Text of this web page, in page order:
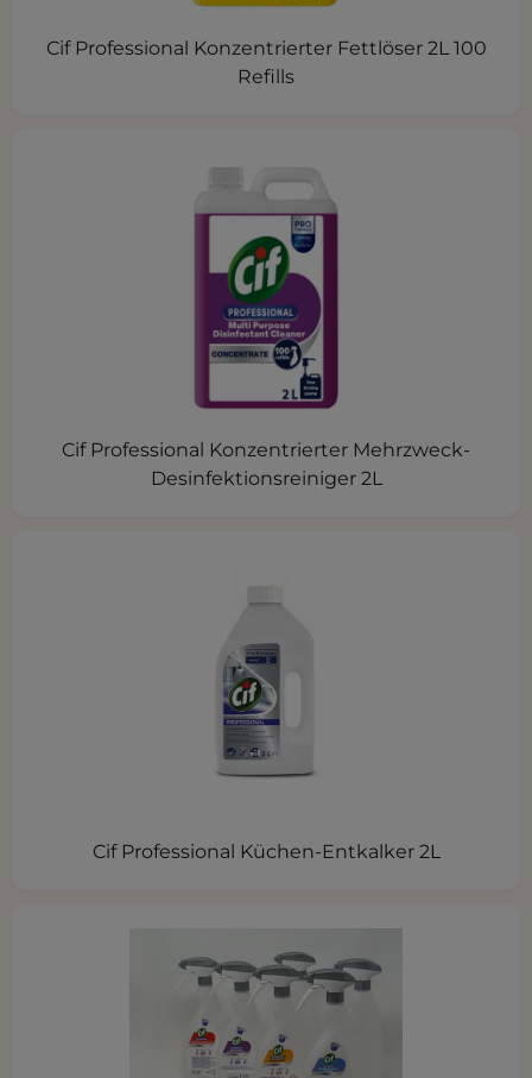
Cif Professional Konzentrierter Fettlöser 2L 100
Refills
Cif Professional Konzentrierter Mehrzweck-
Desinfektionsreiniger 2L
Cif Professional Küchen-Entkalker 2L